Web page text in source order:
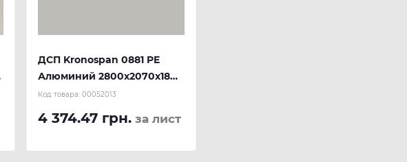
ДСП Kronospan 0881 PE
Алюминий 2800x2070x18
мм
Код товара:00052013
4 374.47 грн. за лист